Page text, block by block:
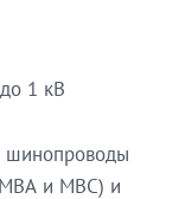
1 кВ
шинопроводы
МВА и МВС) и